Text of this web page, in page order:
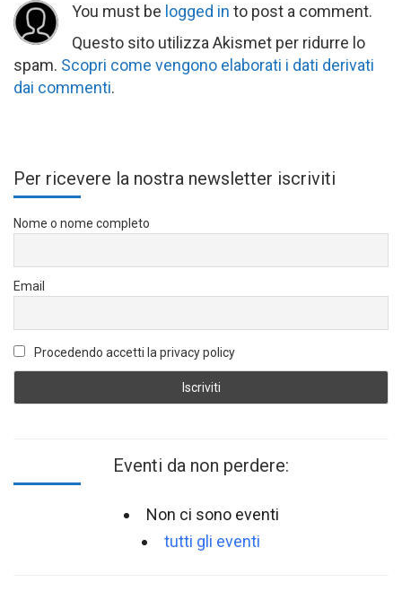
You must be logged in to post a comment.
Questo sito utilizza Akismet per ridurre lo
spam. Scopri come vengono elaborati i dati derivati
dai commenti.
Per ricevere la nostra newsletter iscriviti
Nome o nome completo
Email
Procedendo accetti la privacy policy
Eventi da non perdere:
Non ci sono eventi
tutti gli eventi